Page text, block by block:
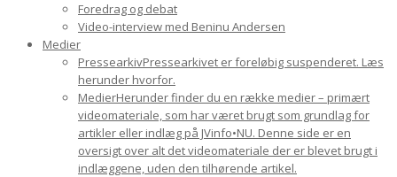
Foredrag og debat
Video-interview med Beninu Andersen
Medier
PressearkivPressearkivet er foreløbig suspenderet. Læs
herunder hvorfor.
MedierHerunder finder du en række medier – primært
videomateriale, som har været brugt som grundlag for
artikler eller indlæg på JVinfo•NU. Denne side er en
oversigt over alt det videomateriale der er blevet brugt i
indlæggene, uden den tilhørende artikel.